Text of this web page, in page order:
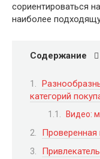
сориентироваться
наиболее
Содержание
категорий
Видео:
Проверенная